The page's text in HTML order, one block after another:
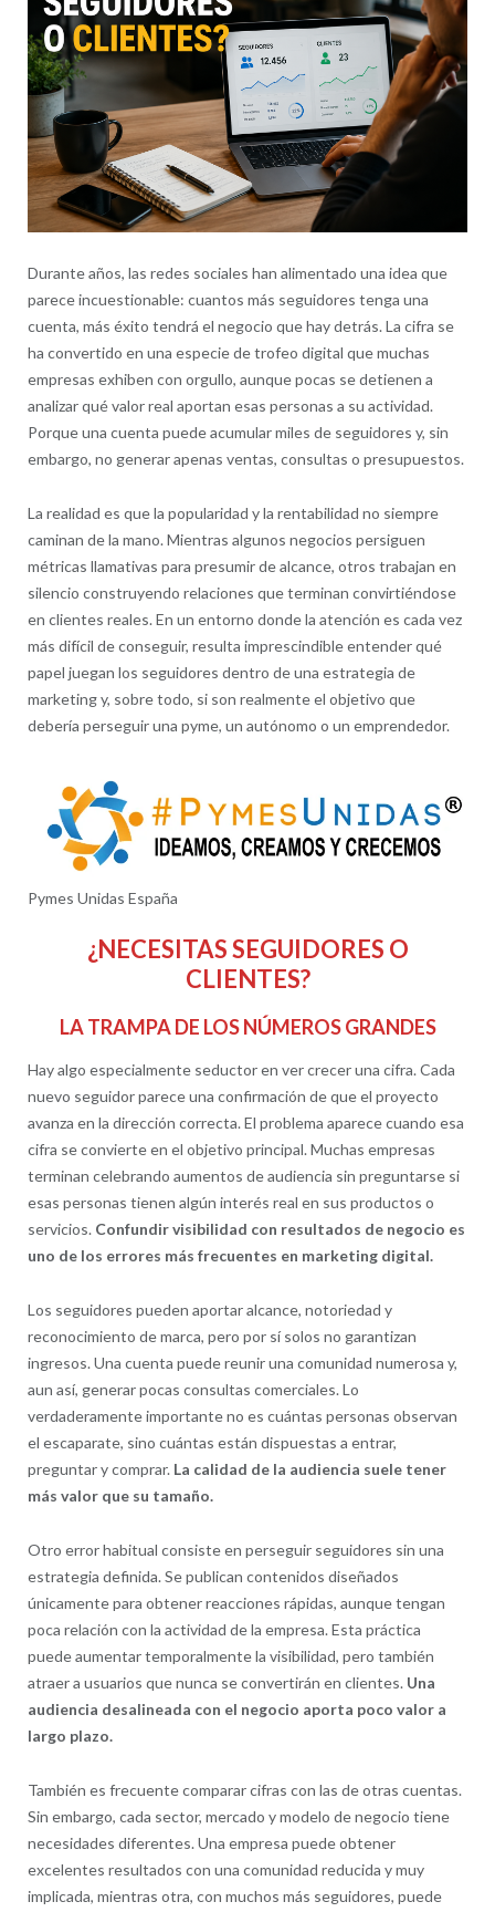
Durante años, las redes sociales han alimentado una idea que
parece incuestionable: cuantos más seguidores tenga una
cuenta, más éxito tendrá el negocio que hay detrás. La cifra se
ha convertido en una especie de trofeo digital que muchas
empresas exhiben con orgullo, aunque pocas se detienen a
analizar qué valor real aportan esas personas a su actividad.
Porque una cuenta puede acumular miles de seguidores y, sin
embargo, no generar apenas ventas, consultas o presupuestos.
La realidad es que la popularidad y la rentabilidad no siempre
caminan de la mano. Mientras algunos negocios persiguen
métricas llamativas para presumir de alcance, otros trabajan en
silencio construyendo relaciones que terminan convirtiéndose
en clientes reales. En un entorno donde la atención es cada vez
más difícil de conseguir, resulta imprescindible entender qué
papel juegan los seguidores dentro de una estrategia de
marketing y, sobre todo, si son realmente el objetivo que
debería perseguir una pyme, un autónomo o un emprendedor.
Pymes Unidas España
¿NECESITAS SEGUIDORES O
CLIENTES?
LA TRAMPA DE LOS NÚMEROS GRANDES
Hay algo especialmente seductor en ver crecer una cifra. Cada
nuevo seguidor parece una confirmación de que el proyecto
avanza en la dirección correcta. El problema aparece cuando esa
cifra se convierte en el objetivo principal. Muchas empresas
terminan celebrando aumentos de audiencia sin preguntarse si
esas personas tienen algún interés real en sus productos o
servicios. Confundir visibilidad con resultados de negocio es
uno de los errores más frecuentes en marketing digital.
Los seguidores pueden aportar alcance, notoriedad y
reconocimiento de marca, pero por sí solos no garantizan
ingresos. Una cuenta puede reunir una comunidad numerosa y,
aun así, generar pocas consultas comerciales. Lo
verdaderamente importante no es cuántas personas observan
el escaparate, sino cuántas están dispuestas a entrar,
preguntar y comprar. La calidad de la audiencia suele tener
más valor que su tamaño.
Otro error habitual consiste en perseguir seguidores sin una
estrategia definida. Se publican contenidos diseñados
únicamente para obtener reacciones rápidas, aunque tengan
poca relación con la actividad de la empresa. Esta práctica
puede aumentar temporalmente la visibilidad, pero también
atraer a usuarios que nunca se convertirán en clientes. Una
audiencia desalineada con el negocio aporta poco valor a
largo plazo.
También es frecuente comparar cifras con las de otras cuentas.
Sin embargo, cada sector, mercado y modelo de negocio tiene
necesidades diferentes. Una empresa puede obtener
excelentes resultados con una comunidad reducida y muy
implicada, mientras otra, con muchos más seguidores, puede